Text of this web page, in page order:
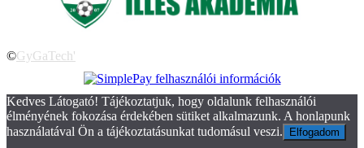
©GyGaTech'
Kedves Látogató! Tájékoztatjuk, hogy oldalunk felhasználói
élményének fokozása érdekében sütiket alkalmazunk. A honlapunk
használatával Ön a tájékoztatásunkat tudomásul veszi.
Elfogadom